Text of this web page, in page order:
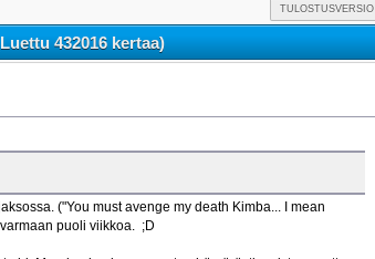
TULOSTUSVERSIO
432016 kertaa)
("You must avenge my death Kimba... I mean
puoli viikkoa. ;D